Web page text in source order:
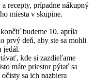
recepty, prípadne nákupný
miesta v skupine.
budeme 10. apríla
prvý deň, aby ste sa mohli
jedál.
kde si zazdieľame
máte priestor pýtať sa
sa ich nazbiera